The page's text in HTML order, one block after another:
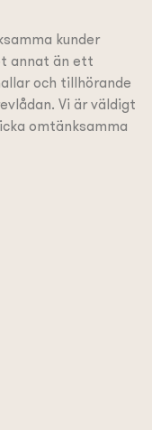
kunder
annat än ett
och tillhörande
Vi är väldigt
omtänksamma